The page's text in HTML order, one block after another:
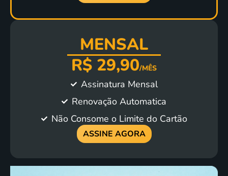
MENSAL
R$ 29,90/MÊS
Assinatura Mensal
Renovação Automatica
Não Consome o Limite do Cartão
ASSINE AGORA